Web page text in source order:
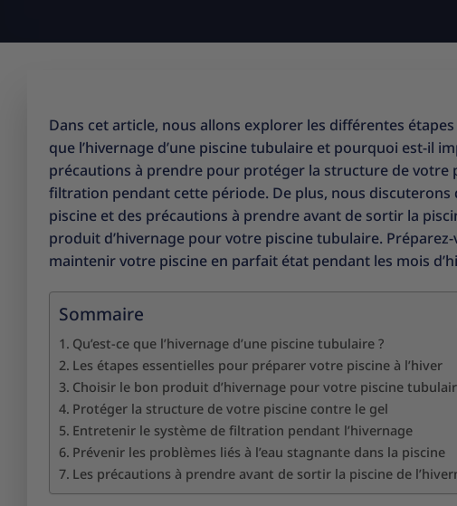
Dans cet article, nous allons explorer les différentes
que l’hivernage d’une piscine tubulaire et pourquoi est-il
précautions à prendre pour protéger la structure de
filtration pendant cette période. De plus, nous discuterons
piscine et des précautions à prendre avant de sortir la
produit d’hivernage pour votre piscine tubulaire.
maintenir votre piscine en parfait état pendant les mois
Sommaire
Qu’est-ce que l’hivernage d’une piscine tubulaire ?
Les étapes essentielles pour préparer votre piscine à l’hiver
Choisir le bon produit d’hivernage pour votre piscine
Protéger la structure de votre piscine contre le gel
Entretenir le système de filtration pendant l’hivernage
Prévenir les problèmes liés à l’eau stagnante dans la piscine
Les précautions à prendre avant de sortir la piscine de